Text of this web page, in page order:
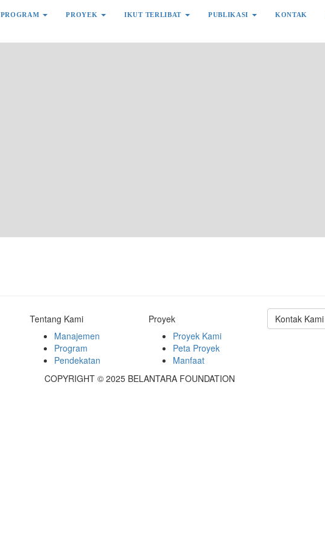
PROGRAM PROYEK IKUT TERLIBAT PUBLIKASI KONTAK
Tentang Kami
Manajemen
Program
Pendekatan
Proyek
Proyek Kami
Peta Proyek
Manfaat
Kontak Kami
COPYRIGHT © 2025 BELANTARA FOUNDATION